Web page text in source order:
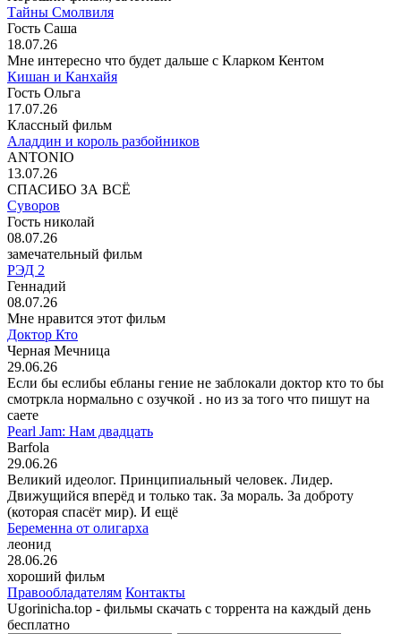
Тайны Смолвиля
Гость Саша
18.07.26
Мне интересно что будет дальше с Кларком Кентом
Кишан и Канхайя
Гость Ольга
17.07.26
Классный фильм
Аладдин и король разбойников
ANTONIO
13.07.26
СПАСИБО ЗА ВСЁ
Суворов
Гость николай
08.07.26
замечательный фильм
РЭД 2
Геннадий
08.07.26
Мне нравится этот фильм
Доктор Кто
Черная Мечница
29.06.26
Если бы еслибы ебланы гение не заблокали доктор кто то бы
смотркла нормально с озучкой . но из за того что пишут на
саете
Pearl Jam: Нам двадцать
Barfola
29.06.26
Великий идеолог. Принципиальный человек. Лидер.
Движущийся вперёд и только так. За мораль. За доброту
(которая спасёт мир). И ещё
Беременна от олигарха
леонид
28.06.26
хороший фильм
Правообладателям Контакты
Ugorinicha.top - фильмы скачать с торрента на каждый день
бесплатно